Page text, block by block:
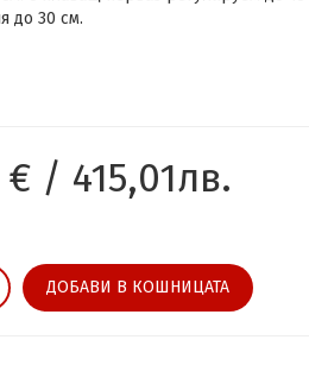
до 30 см.
€ / 415,01лв.
ДОБАВИ В КОШНИЦАТА